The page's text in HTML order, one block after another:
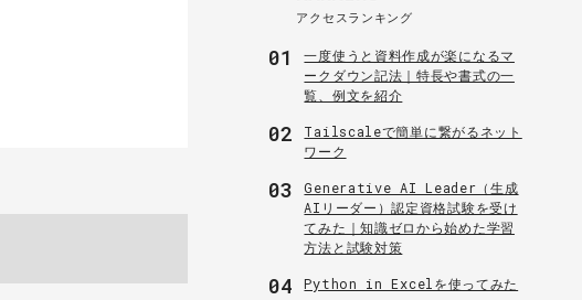
アクセスランキング
01
一度使うと資料作成が楽になるマ
ークダウン記法｜特長や書式の一
覧、例文を紹介
02
Tailscaleで簡単に繋がるネット
ワーク
03
Generative AI Leader（生成
AIリーダー）認定資格試験を受け
てみた｜知識ゼロから始めた学習
方法と試験対策
04 Python in Excelを使ってみた